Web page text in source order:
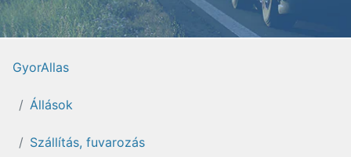
GyorAllas
Állások
Szállítás, fuvarozás